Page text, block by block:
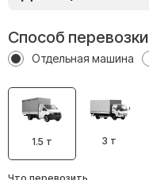
Способ перевозки
Отдельная машина
1.5 т 3 т